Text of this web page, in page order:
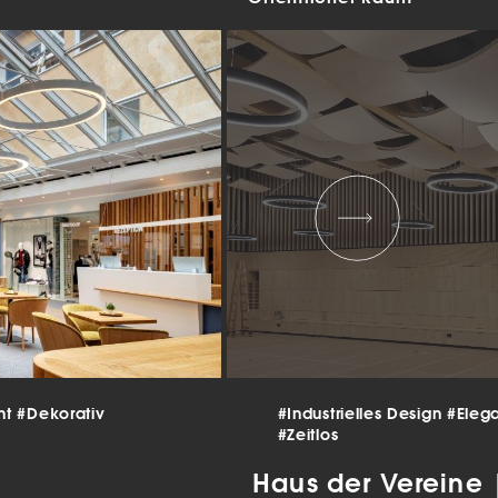
#Dekorativ
#Industrielles Design
#Zeitlos
Haus der
.
Zurück
zu